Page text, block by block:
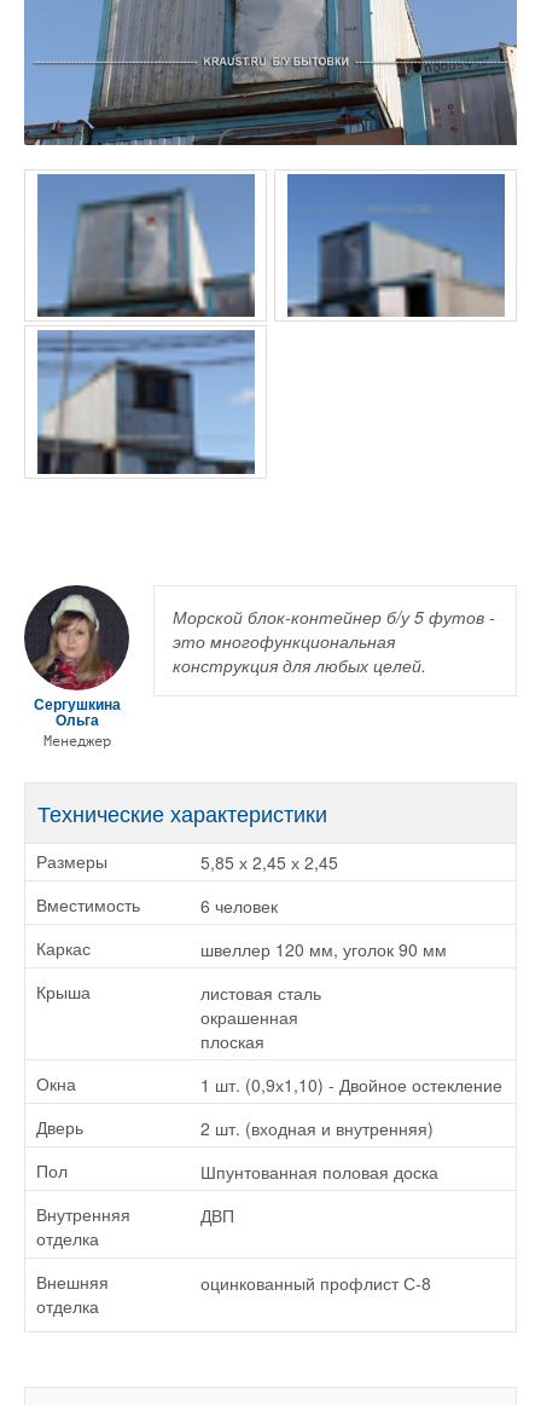
Сергушкина
Ольга
Менеджер
Морской блок-контейнер б/у 5 футов -
это многофункциональная
конструкция для любых целей.
Технические характеристики
Размеры 5,85 х 2,45 х 2,45
Вместимость 6 человек
Каркас швеллер 120 мм, уголок 90 мм
Крыша
листовая сталь
окрашенная
плоская
Окна 1 шт. (0,9х1,10) - Двойное остекление
Дверь 2 шт. (входная и внутренняя)
Пол Шпунтованная половая доска
Внутренняя
отделка
ДВП
Внешняя
отделка
оцинкованный профлист С-8